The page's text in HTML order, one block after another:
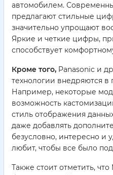
автомобилем.
предлагают стильные
значительно упрощают
Яркие и четкие цифры,
способствует
Кроме того, Panasonic и
технологии внедряются
Например, некоторые
возможность
стиль отображения
даже добавлять
безусловно, интересно и
любит, чтобы все было
Также стоит отметить,